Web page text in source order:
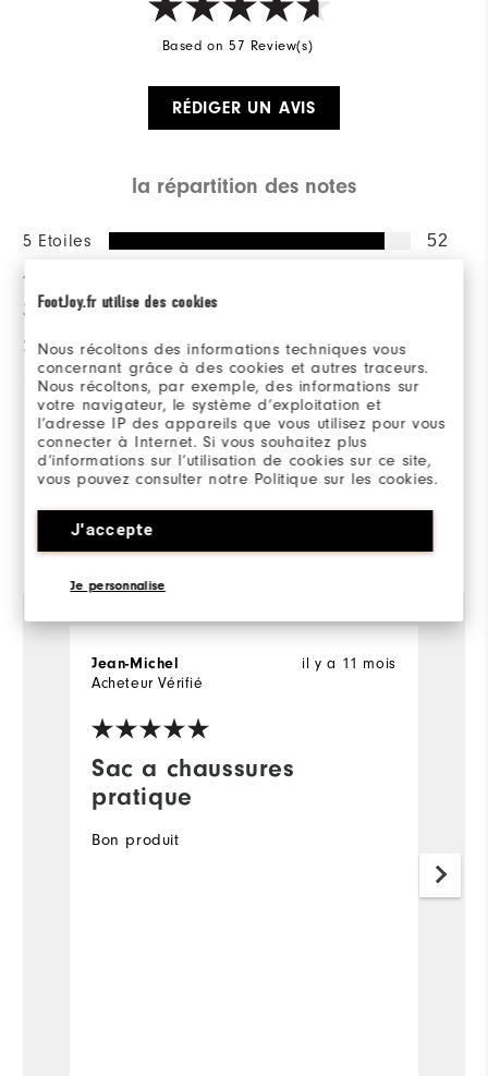
FootJoy.fr utilise des cookies
Nous récoltons des informations techniques vous
concernant grâce à des cookies et autres traceurs.
Nous récoltons, par exemple, des informations sur
votre navigateur, le système d’exploitation et
l’adresse IP des appareils que vous utilisez pour vous
connecter à Internet. Si vous souhaitez plus
d’informations sur l’utilisation de cookies sur ce site,
vous pouvez consulter notre Politique sur les cookies.
J'accepte
Je personnalise
Based on 57 Review(s)
RÉDIGER UN AVIS
la répartition des notes
5 Etoiles 52
4 Etoiles
3 Etoiles
2 Etoiles
1 Etoile
98%
des répondants
recommanderaient à un ami
Commenté par 57 clients
View All
Sac a chaussures
pratique
il y a 11 mois
Jean-Michel
Acheteur Vérifié
Bon produit